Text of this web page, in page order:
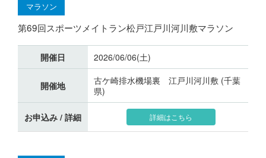
マラソン
第69回スポーツメイトラン松戸江戸川河川敷マラソン
開催日 2026/06/06(土)
開催地
古ケ崎排水機場裏 江戸川河川敷 (千葉
県)
お申込み / 詳細 詳細はこちら